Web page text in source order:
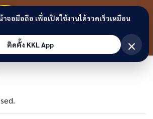
ขอนแก่น
ลิงก์
าจอมือถือ เพื่อเปิดใช้งานได้รวดเร็วเหมือน
ติดตั้ง KKL App
×